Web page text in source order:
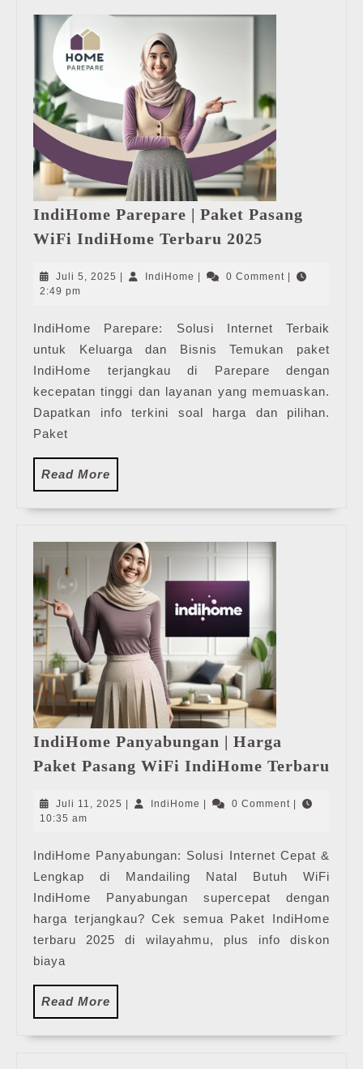
IndiHome Parepare | Paket Pasang
WiFi IndiHome Terbaru 2025
|
WiFi
IndiHome
Terbaru
2025
Juli 5, 2025 Juli
IndiHome IndiHome0 Comment
2:49 pm
IndiHome Parepare: Solusi Internet Terbaik
untuk Keluarga dan Bisnis Temukan paket
IndiHome terjangkau di Parepare dengan
kecepatan tinggi dan layanan yang memuaskan.
Dapatkan info terkini soal harga dan pilihan.
Paket
Read More
More
IndiHome Panyabungan | Harga
Paket Pasang WiFi IndiHome Terbaru
Juli 11, 2025 Juli
IndiHome IndiHome0 Comment
10:35 am
IndiHome Panyabungan: Solusi Internet Cepat &
Lengkap di Mandailing Natal Butuh WiFi
IndiHome Panyabungan supercepat dengan
harga terjangkau? Cek semua Paket IndiHome
terbaru 2025 di wilayahmu, plus info diskon
biaya
Read More
More